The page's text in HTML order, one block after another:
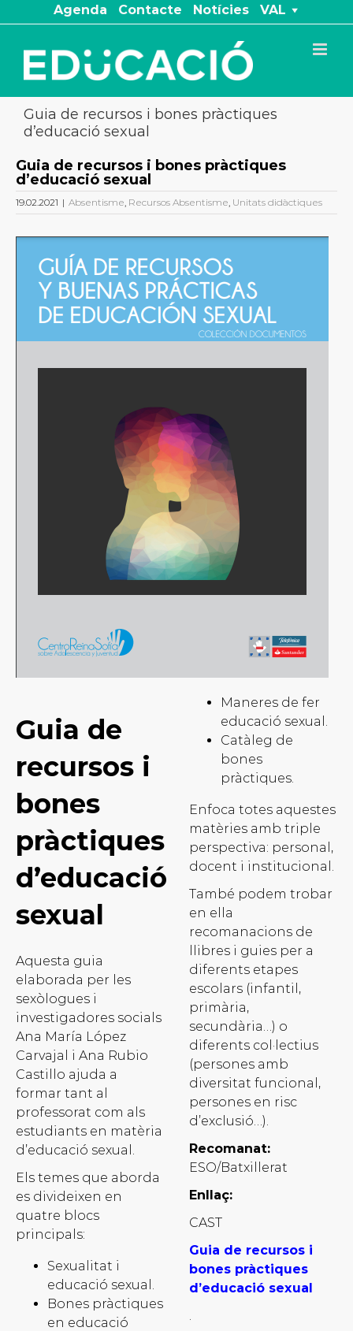
to
content
Agenda Contacte Notícies VAL
Guia de recursos i bones pràctiques
d’educació sexual
Guia de recursos i bones pràctiques
d’educació sexual
19.02.2021 | Absentisme, Recursos Absentisme, Unitats didàctiques
Guia de
recursos i
bones
pràctiques
d’educació
sexual
Aquesta guia
elaborada per les
sexòlogues i
investigadores socials
Ana María López
Carvajal i Ana Rubio
Castillo ajuda a
formar tant al
professorat com als
estudiants en matèria
d’educació sexual.
Els temes que aborda
es divideixen en
quatre blocs
principals:
Sexualitat i
educació sexual.
Bones pràctiques
en educació
Maneres de fer
educació sexual.
Catàleg de
bones
pràctiques.
Enfoca totes aquestes
matèries amb triple
perspectiva: personal,
docent i institucional.
També podem trobar
en ella
recomanacions de
llibres i guies per a
diferents etapes
escolars (infantil,
primària,
secundària…) o
diferents col·lectius
(persones amb
diversitat funcional,
persones en risc
d’exclusió…).
Recomanat:
ESO/Batxillerat
Enllaç:
CAST
Guia de recursos i
bones pràctiques
d’educació sexual
.